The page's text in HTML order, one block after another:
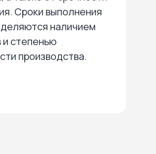
Сроки выполнения
наличием
степенью
производства.